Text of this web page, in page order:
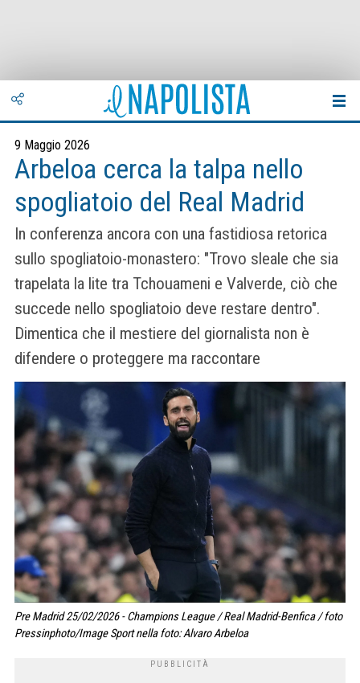
9 Maggio 2026
Arbeloa cerca la talpa nello
spogliatoio del Real Madrid
In conferenza ancora con una fastidiosa retorica
sullo spogliatoio-monastero: "Trovo sleale che sia
trapelata la lite tra Tchouameni e Valverde, ciò che
succede nello spogliatoio deve restare dentro".
Dimentica che il mestiere del giornalista non è
difendere o proteggere ma raccontare
Pre Madrid 25/02/2026 - Champions League / Real Madrid-Benfica / foto
Pressinphoto/Image Sport nella foto: Alvaro Arbeloa